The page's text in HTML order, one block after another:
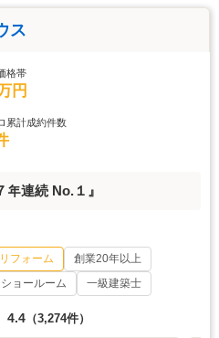
ス
格帯
円
累計成約件数
連続 No.１』
フォーム
創業20年以上
ショールーム 一級建築士
4.4 （3,274件）